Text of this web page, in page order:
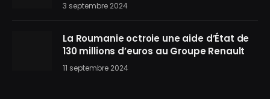
3 septembre 2024
La Roumanie octroie une aide d’État de
130 millions d’euros au Groupe Renault
11 septembre 2024